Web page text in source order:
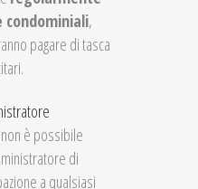
condominiali,
pagare di tasca
è possibile
di
a qualsiasi